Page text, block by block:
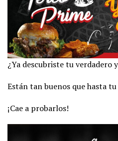
¿Ya descubriste tu verdadero
Están tan buenos que hasta
¡Cae a probarlos!